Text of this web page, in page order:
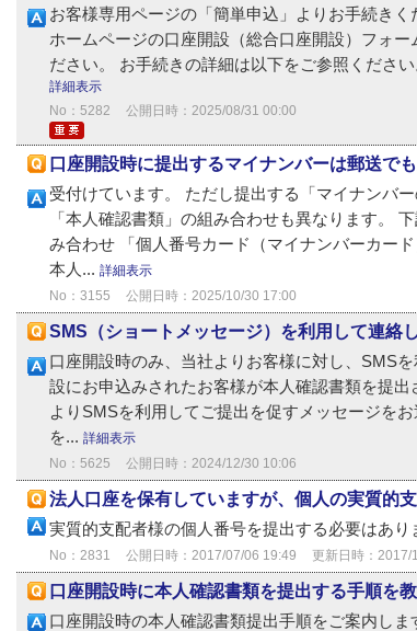
お客様専用ページの「簡単申込」よりお手続き
ホームページの口座開設（総合口座開設）フォ
ださい。 お手続きの詳細は以下をご参照くださ
詳細表示
No：5282
公開日時：2025/08/31 00:00
口座開設時に提出するマイナンバーは郵送で
受付けています。 ただし提出する「マイナンバ
「本人確認書類」の組み合わせも異なります。
み合わせ 「個人番号カード（マイナンバーカー
本人... 詳細表示
No：3155
公開日時：2025/10/30 17:00
SMS（ショートメッセージ）を利用して連絡
口座開設時のみ、当社よりお客様に対し、SMS
設にお申込みされたお客様が本人確認書類を提
よりSMSを利用してご提出を促すメッセージを
を... 詳細表示
No：5625
公開日時：2024/12/30 10:06
法人口座を保有していますが、個人の実質的
実質的支配者様の個人番号を提出する必要はあり
No：2831
公開日時：2017/07/06 19:49 更新日時：2017/
口座開設時に本人確認書類を提出する手順を
口座開設時の本人確認書類提出手順をご案内し